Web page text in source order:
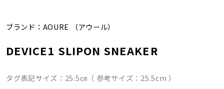
ブランド： AOURE （アウール）
DEVICE1 SLIPON SNEAKER
タグ表記サイズ：25.5㎝（ 参考サイズ：25.5cm ）